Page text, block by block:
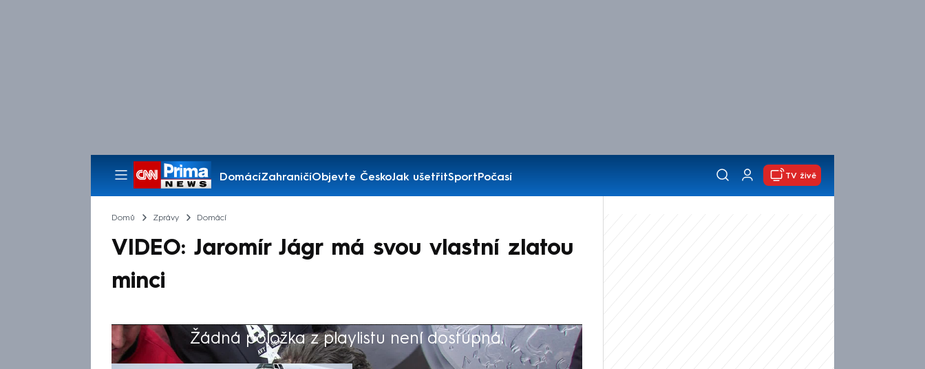
DomácíZahraničíObjevte ČeskoJak ušetřitSportPočasí
Pořady
TV živě
Domů Zprávy Domácí
VIDEO: Jaromír Jágr má svou vlastní zlatou
minci
Žádná položka z playlistu není dostupná.
Výběr redakce